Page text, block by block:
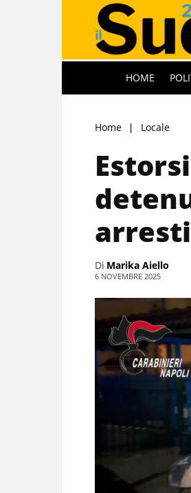
HOME
Home Locale
Di Marika Aiello
6 NOVEMBRE 2025